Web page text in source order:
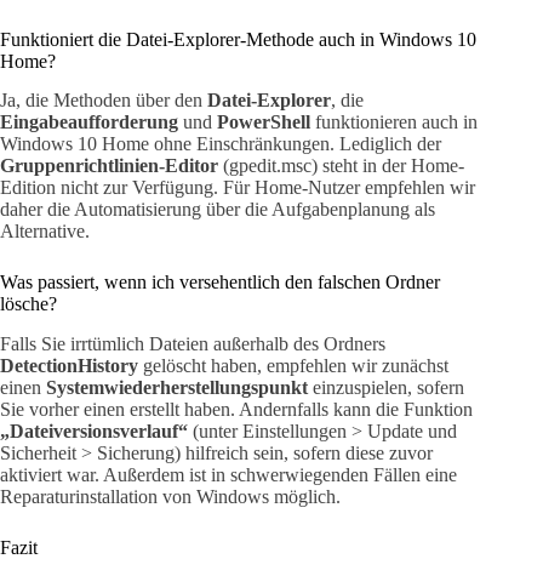
Funktioniert die Datei-Explorer-Methode auch in Windows 10
Home?
Ja, die Methoden über den Datei-Explorer, die
Eingabeaufforderung und PowerShell funktionieren auch in
Windows 10 Home ohne Einschränkungen. Lediglich der
Gruppenrichtlinien-Editor (gpedit.msc) steht in der Home-
Edition nicht zur Verfügung. Für Home-Nutzer empfehlen wir
daher die Automatisierung über die Aufgabenplanung als
Alternative.
Was passiert, wenn ich versehentlich den falschen Ordner
lösche?
Falls Sie irrtümlich Dateien außerhalb des Ordners
DetectionHistory gelöscht haben, empfehlen wir zunächst
einen Systemwiederherstellungspunkt einzuspielen, sofern
Sie vorher einen erstellt haben. Andernfalls kann die Funktion
„Dateiversionsverlauf“ (unter Einstellungen > Update und
Sicherheit > Sicherung) hilfreich sein, sofern diese zuvor
aktiviert war. Außerdem ist in schwerwiegenden Fällen eine
Reparaturinstallation von Windows möglich.
Fazit